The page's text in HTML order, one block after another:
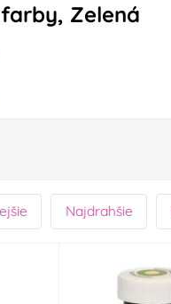
Zelená
Najdrahšie